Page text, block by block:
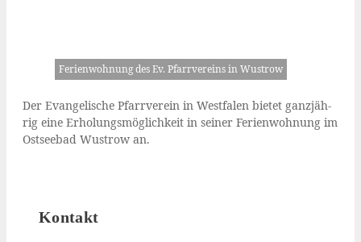
Feri­en­woh­nung des Ev. Pfarr­ver­eins in Wustrow
Der Evan­ge­li­sche Pfarr­ver­ein in West­fa­len bie­tet ganz­jäh­
rig eine Erho­lungs­mög­lich­keit in sei­ner Feri­en­woh­nung im
Ost­see­bad Wus­trow an.
Kontakt